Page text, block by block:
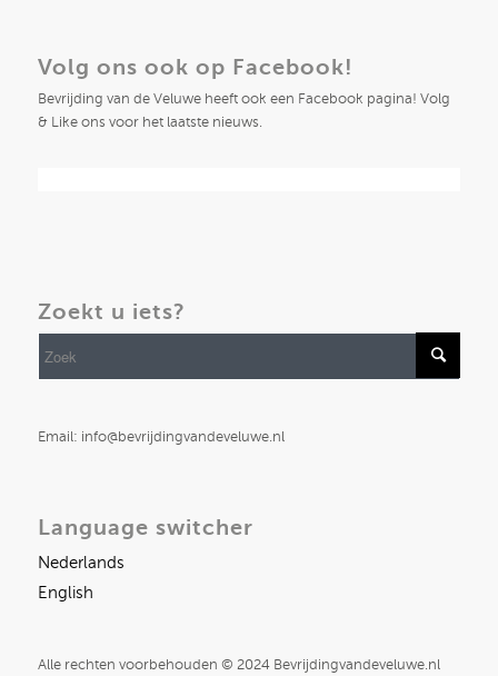
Volg ons ook op Facebook!
Bevrijding van de Veluwe heeft ook een Facebook pagina! Volg
& Like ons voor het laatste nieuws.
Zoekt u iets?
Email: info@bevrijdingvandeveluwe.nl
Language switcher
Nederlands
English
Alle rechten voorbehouden © 2024 Bevrijdingvandeveluwe.nl